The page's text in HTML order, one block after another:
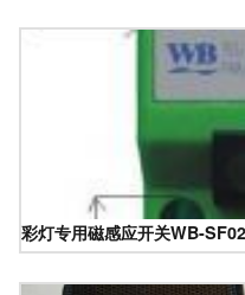
彩灯专用磁感应开关WB-